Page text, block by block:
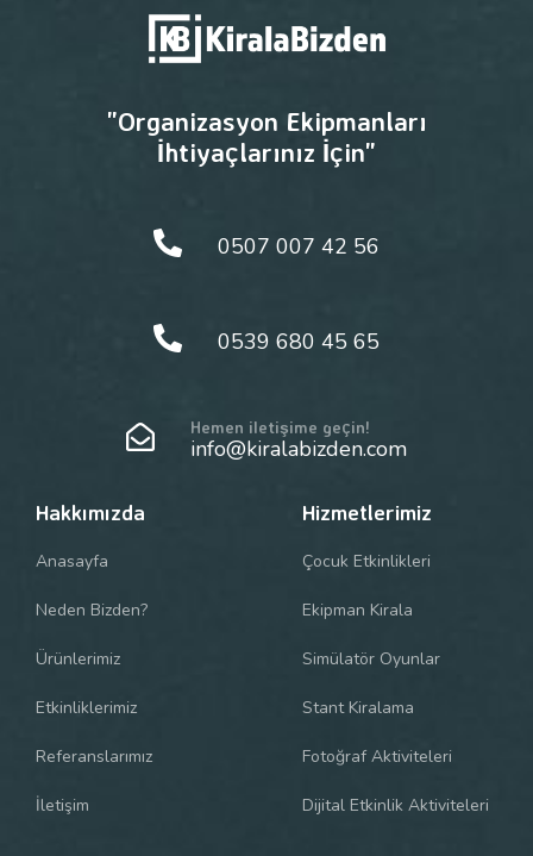
"Organizasyon Ekipmanları
İhtiyaçlarınız İçin"
0507 007 42 56
0539 680 45 65
Hemen iletişime geçin!
info@kiralabizden.com
Hakkımızda
Anasayfa
Neden Bizden?
Ürünlerimiz
Etkinliklerimiz
Referanslarımız
İletişim
Hizmetlerimiz
Çocuk Etkinlikleri
Ekipman Kirala
Simülatör Oyunlar
Stant Kiralama
Fotoğraf Aktiviteleri
Dijital Etkinlik Aktiviteleri